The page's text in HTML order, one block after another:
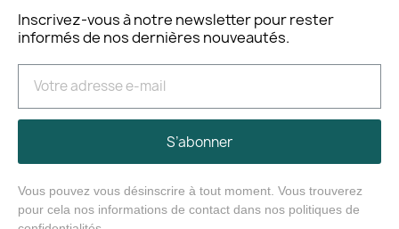
Inscrivez-vous à notre newsletter pour rester
informés de nos dernières nouveautés.
S’abonner
Vous pouvez vous désinscrire à tout moment. Vous trouverez
pour cela nos informations de contact dans nos politiques de